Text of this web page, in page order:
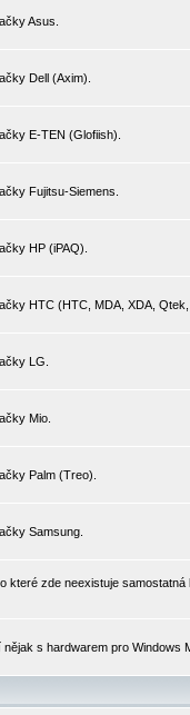
Asus.
Dell (Axim).
E-TEN (Glofiish).
Fujitsu-Siemens.
HP (iPAQ).
HTC (HTC, MDA, XDA,
LG.
Mio.
Palm (Treo).
Samsung.
které zde neexistuje
s hardwarem pro Windows